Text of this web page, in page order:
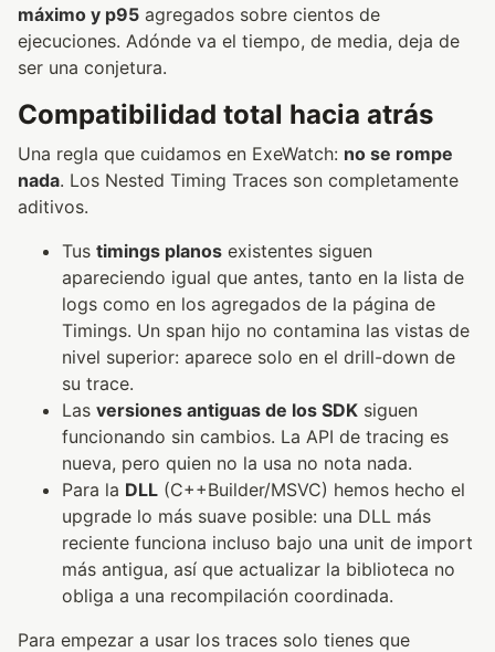
máximo y p95 agregados sobre cientos de
ejecuciones. Adónde va el tiempo, de media, deja de
ser una conjetura.
Compatibilidad total hacia atrás
Una regla que cuidamos en ExeWatch: no se rompe
nada. Los Nested Timing Traces son completamente
aditivos.
Tus timings planos existentes siguen
apareciendo igual que antes, tanto en la lista de
logs como en los agregados de la página de
Timings. Un span hijo no contamina las vistas de
nivel superior: aparece solo en el drill-down de
su trace.
Las versiones antiguas de los SDK siguen
funcionando sin cambios. La API de tracing es
nueva, pero quien no la usa no nota nada.
Para la DLL (C++Builder/MSVC) hemos hecho el
upgrade lo más suave posible: una DLL más
reciente funciona incluso bajo una unit de import
más antigua, así que actualizar la biblioteca no
obliga a una recompilación coordinada.
Para empezar a usar los traces solo tienes que